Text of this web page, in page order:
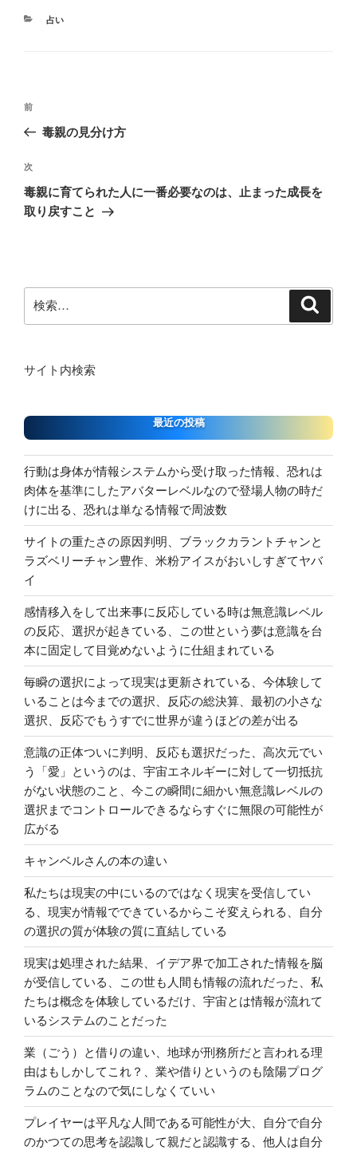
カ
占い
投
ビ
ゲ
ー
前
の
稿
前
毒親の見分け方
次
の
投
次
毒親に育てられた人に一番必要なのは、止まった成長を
取り戻すこと
索:
サイト内検索
最近の投稿
行動は身体が情報システムから受け取った情報、恐れは
肉体を基準にしたアバターレベルなので登場人物の時だ
けに出る、恐れは単なる情報で周波数
サイトの重たさの原因判明、ブラックカラントチャンと
ラズベリーチャン豊作、米粉アイスがおいしすぎてヤバ
イ
感情移入をして出来事に反応している時は無意識レベル
の反応、選択が起きている、この世という夢は意識を台
本に固定して目覚めないように仕組まれている
毎瞬の選択によって現実は更新されている、今体験して
いることは今までの選択、反応の総決算、最初の小さな
選択、反応でもうすでに世界が違うほどの差が出る
意識の正体ついに判明、反応も選択だった、高次元でい
う「愛」というのは、宇宙エネルギーに対して一切抵抗
がない状態のこと、今この瞬間に細かい無意識レベルの
選択までコントロールできるならすぐに無限の可能性が
広がる
キャンベルさんの本の違い
私たちは現実の中にいるのではなく現実を受信してい
る、現実が情報でできているからこそ変えられる、自分
の選択の質が体験の質に直結している
現実は処理された結果、イデア界で加工された情報を脳
が受信している、この世も人間も情報の流れだった、私
たちは概念を体験しているだけ、宇宙とは情報が流れて
いるシステムのことだった
業（ごう）と借りの違い、地球が刑務所だと言われる理
由はもしかしてこれ？、業や借りというのも陰陽プログ
ラムのことなので気にしなくていい
プレイヤーは平凡な人間である可能性が大、自分で自分
のかつての思考を認識して親だと認識する、他人は自分